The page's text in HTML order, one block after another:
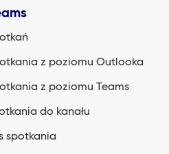
z poziomu Outlooka
z poziomu Teams
do kanału
spotkania